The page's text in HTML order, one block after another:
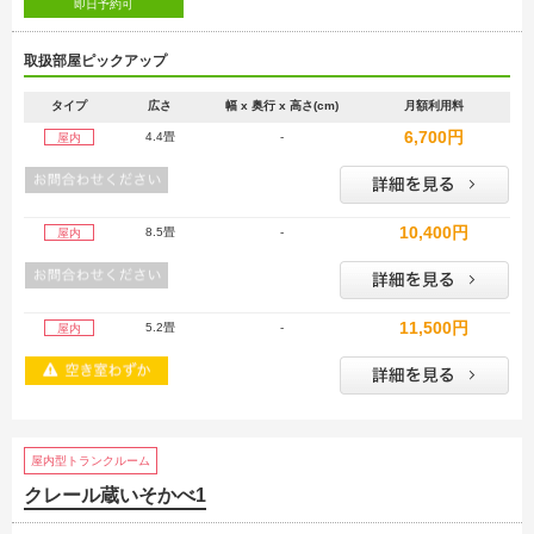
即日予約可
取扱部屋ピックアップ
タイプ 広さ 幅 x 奥行 x 高さ(cm) 月額利用料
屋内 4.4畳 - 6,700円
屋内 8.5畳 - 10,400円
屋内 5.2畳 - 11,500円
屋内型トランクルーム
クレール蔵いそかべ1